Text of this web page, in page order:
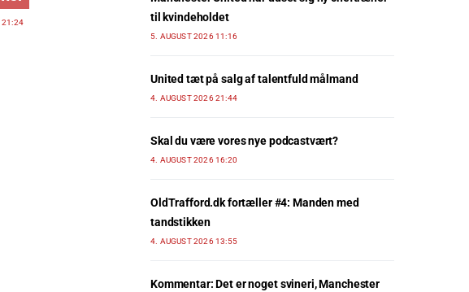
21:24
til kvindeholdet
5. AUGUST 2026 11:16
United tæt på salg af talentfuld målmand
4. AUGUST 2026 21:44
Skal du være vores nye podcastvært?
4. AUGUST 2026 16:20
OldTrafford.dk fortæller #4: Manden med
tandstikken
4. AUGUST 2026 13:55
Kommentar: Det er noget svineri, Manchester